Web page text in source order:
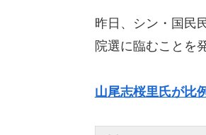
昨日、シン・国民
院選に臨むことを
山尾志桜里氏が比